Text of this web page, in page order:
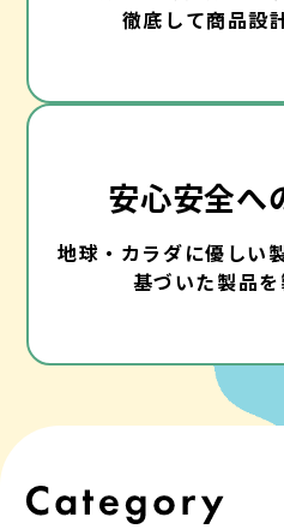
徹底して商品設
安心安全へ
地球・カラダに優しい
基づいた製品を